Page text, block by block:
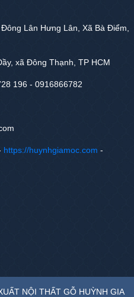
Đông Lân Hưng Lân, Xã Bà Điểm,
xã Đông Thạnh, TP HCM
196 - 0916866782
https://huynhgiamoc.com -
NỘI THẤT GỖ HUỲNH GIA